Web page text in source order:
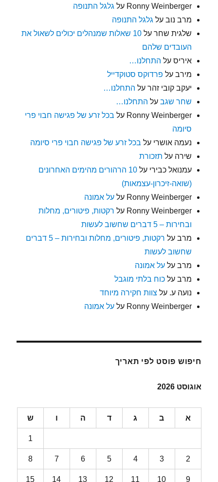
Ronny Weinberger על גלגל התנופה
מרב נוב על גלגל התנופה
שלגית שחר על
10 שאלות שמנהלים יכולים לשאול את
העובדים שלהם
איריס על התחלנו…
מירב על פרדוקס סטוקדייל
יעקב קובי זהר על התחלנו…
שחר שגב על התחלנו…
Ronny Weinberger על בכל זרע של פגישה חבוי פרי
סיומה
נעמה אושרי על בכל זרע של פגישה חבוי פרי סיומה
שירה על תזכורת
עמנואל כבירי על
10 הרהורים מהימים האחרונים
(שואה-זיכרון-עצמאות)
Ronny Weinberger עלעל אמונה
Ronny Weinberger על רקטות, פיטורים, מחלות
ובחירות – 5 דברים שחשוב לעשות
מרב על
רקטות, פיטורים, מחלות ובחירות – 5 דברים
שחשוב לעשות
מרב עלעל אמונה
מרב עלכוח בלתי מוגבל
נועה ע. על צוות חקירה מיוחד
Ronny Weinberger עלעל אמונה
חיפוש פוסט לפי תאריך
אוגוסט 2026
א ב ג ד ה ו ש
1
2
3
4
5
6
7
8
9
10
11
12
13
14
15